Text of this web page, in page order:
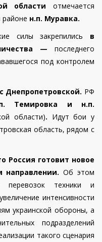
области отмечается
районе н.п. Муравка.
силы закрепились в
— последнего
под контролем
Днепропетровской. РФ
Темировка и н.п.
области). Идут бои у
область, рядом с
Россия готовит новое
направлении. Об этом
перевозок техники и
интенсивности
украинской обороны, а
подразделений
такого сценария